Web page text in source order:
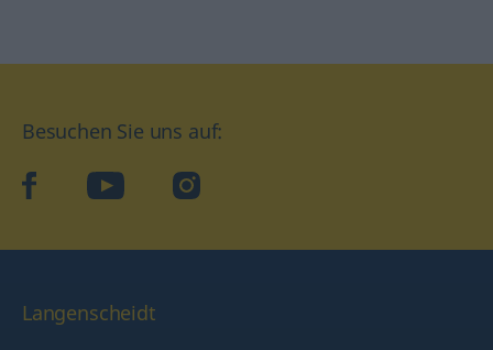
Besuchen Sie uns auf:
facebookYouTube Instagram
Langenscheidt